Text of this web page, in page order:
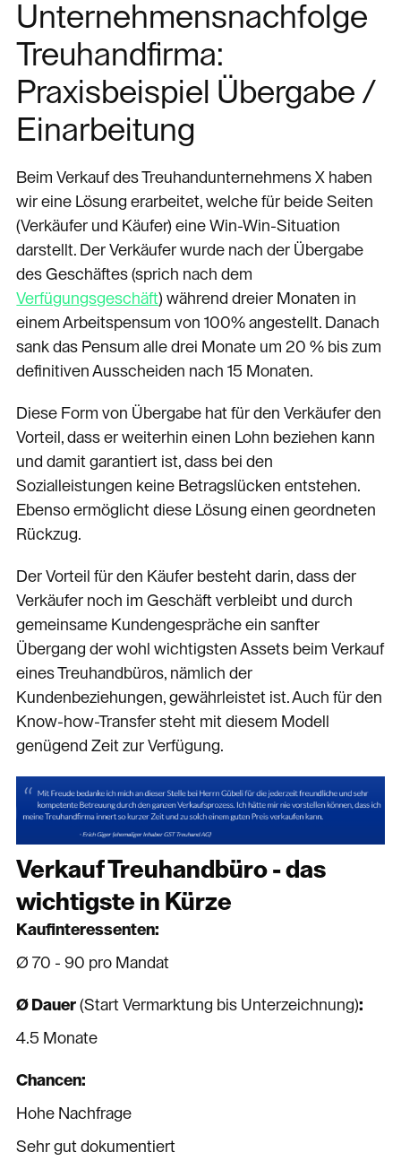
Unternehmensnachfolge
Treuhandfirma:
Praxisbeispiel Übergabe /
Einarbeitung
Beim Verkauf des Treuhandunternehmens X haben
wir eine Lösung erarbeitet, welche für beide Seiten
(Verkäufer und Käufer) eine Win-Win-Situation
darstellt. Der Verkäufer wurde nach der Übergabe
des Geschäftes (sprich nach dem
Verfügungsgeschäft) während dreier Monaten in
einem Arbeitspensum von 100% angestellt. Danach
sank das Pensum alle drei Monate um 20 % bis zum
definitiven Ausscheiden nach 15 Monaten.
Diese Form von Übergabe hat für den Verkäufer den
Vorteil, dass er weiterhin einen Lohn beziehen kann
und damit garantiert ist, dass bei den
Sozialleistungen keine Betragslücken entstehen.
Ebenso ermöglicht diese Lösung einen geordneten
Rückzug.
Der Vorteil für den Käufer besteht darin, dass der
Verkäufer noch im Geschäft verbleibt und durch
gemeinsame Kundengespräche ein sanfter
Übergang der wohl wichtigsten Assets beim Verkauf
eines Treuhandbüros, nämlich der
Kundenbeziehungen, gewährleistet ist. Auch für den
Know-how-Transfer steht mit diesem Modell
genügend Zeit zur Verfügung.
Verkauf Treuhandbüro - das
wichtigste in Kürze
Kaufinteressenten:
Ø 70 - 90 pro Mandat
Ø Dauer (Start Vermarktung bis Unterzeichnung):
4.5 Monate
Chancen:
Hohe Nachfrage
Sehr gut dokumentiert